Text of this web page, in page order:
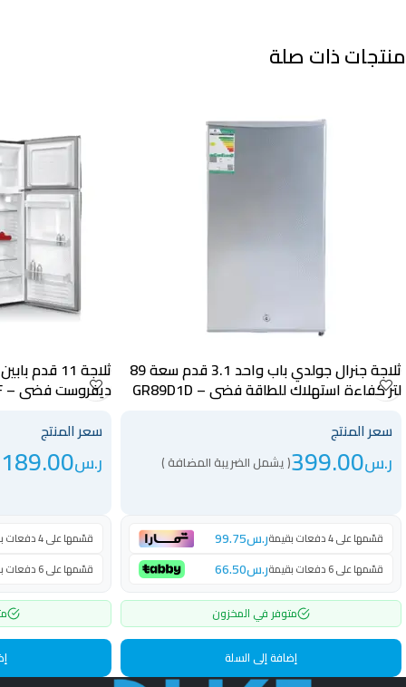
منتجات ذات صلة
ثلاجة جنرال جولدي باب واحد 3.1 قدم سعة 89
لتر كفاءة استهلاك للطاقة فضي – GR89D1D
سعر المنتج
ر.س399.00( يشمل الضريبة المضافة )
قسّمها على 4 دفعات بقيمة ر.س99.75
قسّمها على 6 دفعات بقيمة ر.س66.50
متوفر في المخزون
إضافة إلى السلة
ديفروست فضي – GR311DF
سعر المنتج
ر.س
قسّمها على 4 دفعات بقيمة
قسّمها على 6 دفعات بقيمة